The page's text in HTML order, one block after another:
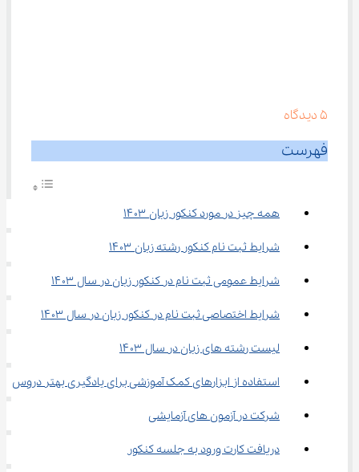
5دیدگاه
فهرست
همه چیز در مورد کنکور زبان ۱۴۰۳
شرایط ثبت نام کنکور رشته زبان ۱۴۰۳
شرایط عمومی ثبت نام در کنکور زبان در سال ۱۴۰۳
شرایط اختصاصی ثبت نام در کنکور زبان در سال ۱۴۰۳
لیست رشته ‌های زبان در سال ۱۴۰۳
استفاده از ابزارهای کمک آموزشی برای یادگیری بهتر دروس
شرکت در آزمون ‌های آزمایشی
دریافت کارت ورود به جلسه کنکور